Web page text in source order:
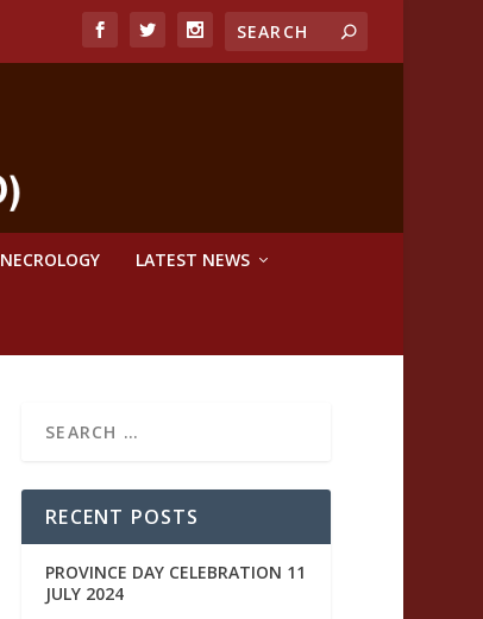
NECROLOGY LATEST NEWS
RECENT POSTS
PROVINCE DAY CELEBRATION 11
JULY 2024